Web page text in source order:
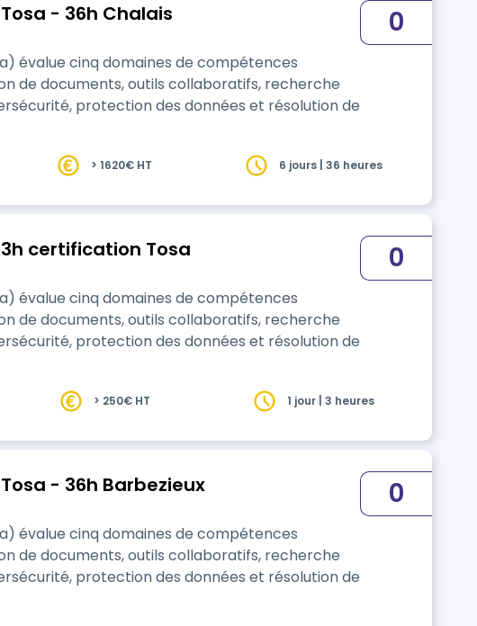
- 36h Chalais
évalue cinq domaines de compétences
de documents, outils collaboratifs, recherche
protection des données et résolution de
0
> 1620€ HT 6 jours | 36 heures
certification Tosa
évalue cinq domaines de compétences
de documents, outils collaboratifs, recherche
protection des données et résolution de
0
> 250€ HT 1 jour | 3 heures
- 36h Barbezieux
évalue cinq domaines de compétences
de documents, outils collaboratifs, recherche
protection des données et résolution de
0